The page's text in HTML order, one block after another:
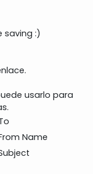
saving :)
usarlo para
Name